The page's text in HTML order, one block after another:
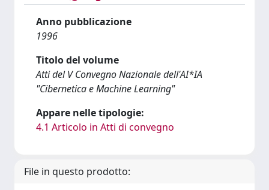
Anno pubblicazione
1996
Titolo del volume
Atti del V Convegno Nazionale dell'AI*IA
"Cibernetica e Machine Learning"
Appare nelle tipologie:
4.1 Articolo in Atti di convegno
File in questo prodotto: